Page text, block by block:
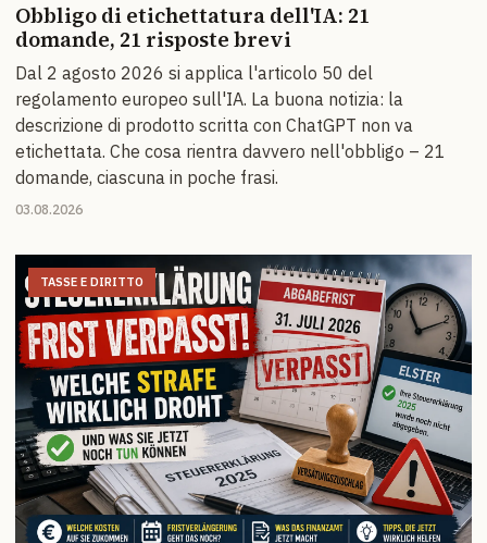
Obbligo di etichettatura dell'IA: 21
domande, 21 risposte brevi
Dal 2 agosto 2026 si applica l'articolo 50 del
regolamento europeo sull'IA. La buona notizia: la
descrizione di prodotto scritta con ChatGPT non va
etichettata. Che cosa rientra davvero nell'obbligo – 21
domande, ciascuna in poche frasi.
03.08.2026
TASSE E DIRITTO